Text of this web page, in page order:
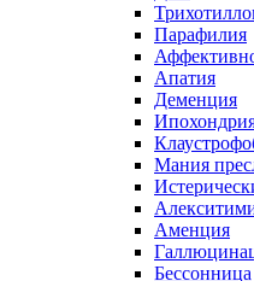
Парафилия
Апатия
Деменция
Мания
Аменция
Бессонница